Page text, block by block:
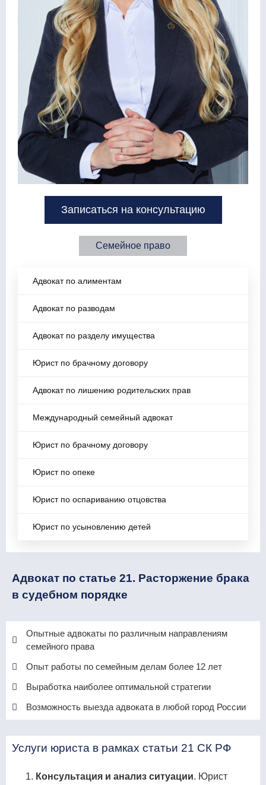
Записаться на консультацию
Семейное право
Адвокат по алиментам
Адвокат по разводам
Адвокат по разделу имущества
Юрист по брачному договору
Адвокат по лишению родительских прав
Международный семейный адвокат
Юрист по брачному договору
Юрист по опеке
Юрист по оспариванию отцовства
Юрист по усыновлению детей
Адвокат по статье 21. Расторжение брака
в судебном порядке
Опытные адвокаты по различным направлениям
семейного права
Опыт работы по семейным делам более 12 лет
Выработка наиболее оптимальной стратегии
Возможность выезда адвоката в любой город России
Услуги юриста в рамках статьи 21 СК РФ
Консультация и анализ ситуации. Юрист